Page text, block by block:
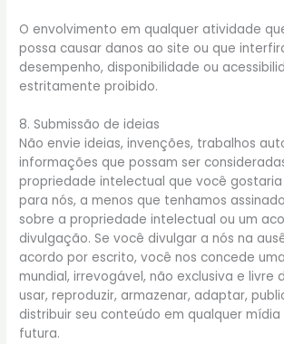
O envolvimento em qualquer atividade
possa causar danos ao site ou que
desempenho, disponibilidade ou
estritamente proibido.
8. Submissão de ideias
Não envie ideias, invenções, trabalhos
informações que possam ser
propriedade intelectual que você
para nós, a menos que tenhamos
sobre a propriedade intelectual ou um
divulgação. Se você divulgar a nós na
acordo por escrito, você nos concede
mundial, irrevogável, não exclusiva e livre
usar, reproduzir, armazenar, adaptar,
distribuir seu conteúdo em qualquer
futura.